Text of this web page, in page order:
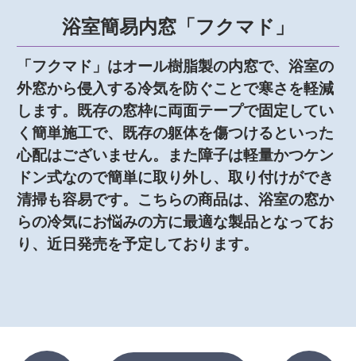
浴室簡易内窓「フクマド」
「フクマド」はオール樹脂製の内窓で、浴室の
外窓から侵入する冷気を防ぐことで寒さを軽減
します。既存の窓枠に両面テープで固定してい
く簡単施工で、既存の躯体を傷つけるといった
心配はございません。また障子は軽量かつケン
ドン式なので簡単に取り外し、取り付けができ
清掃も容易です。こちらの商品は、浴室の窓か
らの冷気にお悩みの方に最適な製品となってお
り、近日発売を予定しております。